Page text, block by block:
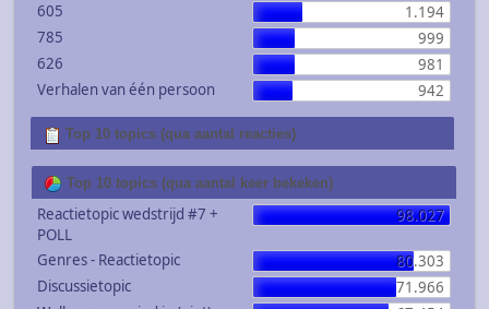
605
1.194
785
999
626
981
Verhalen van één persoon
942
Top 10 topics (qua aantal reacties)
Top 10 topics (qua aantal keer bekeken)
Reactietopic wedstrijd #7 +
POLL
98.027
Genres - Reactietopic
80.303
Discussietopic
71.966